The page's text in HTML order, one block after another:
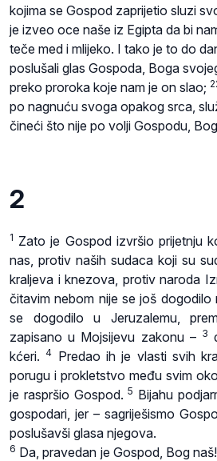
kojima se Gospod zaprijetio sluzi
je izveo oce naše iz Egipta da bi
teče med i mlijeko. I tako je to do
poslušali glas Gospoda, Boga
preko proroka koje nam je on slao;
po nagnuću svoga opakog srca,
čineći što nije po volji Gospodu,
2
1 Zato je Gospod izvršio prijetnju
nas, protiv naših sudaca koji su
kraljeva i knezova, protiv naroda
čitavim nebom nije se još
se dogodilo u Jeruzalemu,
zapisano u Mojsijevu zakonu – 3
kćeri.4 Predao ih je vlasti svih
porugu i prokletstvo među svim
je raspršio Gospod.5 Bijahu
gospodari, jer – sagriješismo
poslušavši glasa njegova.
6 Da, pravedan je Gospod, Bog